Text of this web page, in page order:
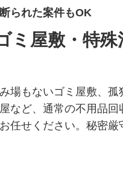
られた案件もOK
ミ屋敷・特
場もないゴミ屋敷、
など、通常の不用品
任せください。秘密厳